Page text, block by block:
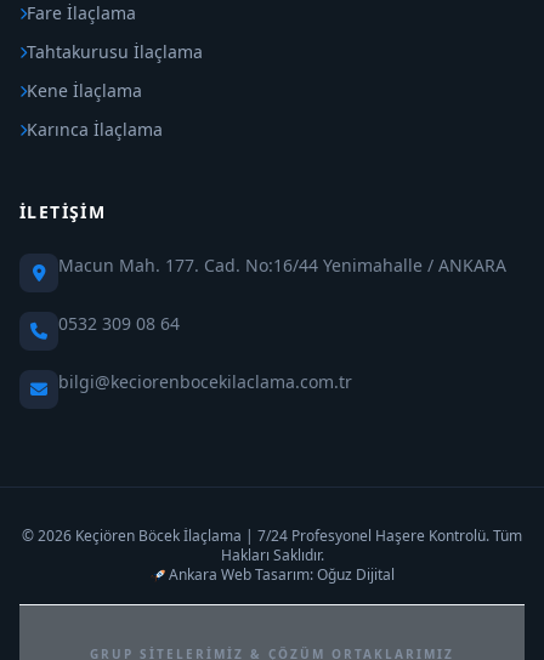
Fare İlaçlama
Tahtakurusu İlaçlama
Kene İlaçlama
Karınca İlaçlama
İLETIŞIM
Macun Mah. 177. Cad. No:16/44 Yenimahalle / ANKARA
0532 309 08 64
bilgi@keciorenbocekilaclama.com.tr
© 2026 Keçiören Böcek İlaçlama | 7/24 Profesyonel Haşere Kontrolü. Tüm
Hakları Saklıdır.
Ankara Web Tasarım: Oğuz Dijital
GRUP SITELERIMIZ & ÇÖZÜM ORTAKLARIMIZ